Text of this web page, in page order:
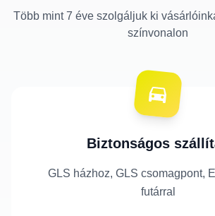
Több mint 7 éve szolgáljuk ki
színvonalon
Biztonságos
GLS házhoz, GLS csomagpont,
futárral